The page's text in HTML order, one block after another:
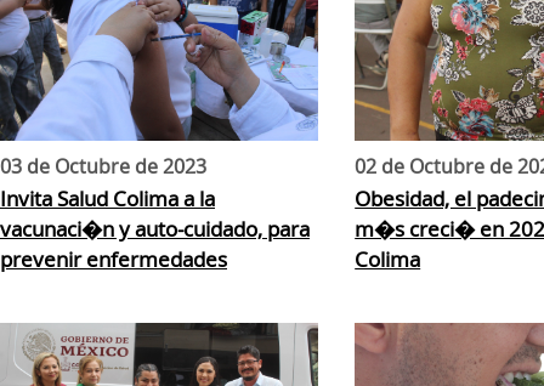
03 de Octubre de 2023
Invita Salud Colima a la
vacunaci�n y auto-cuidado, para
prevenir enfermedades
02 de Octubre de
Obesidad, el
m�s creci� en
Colima